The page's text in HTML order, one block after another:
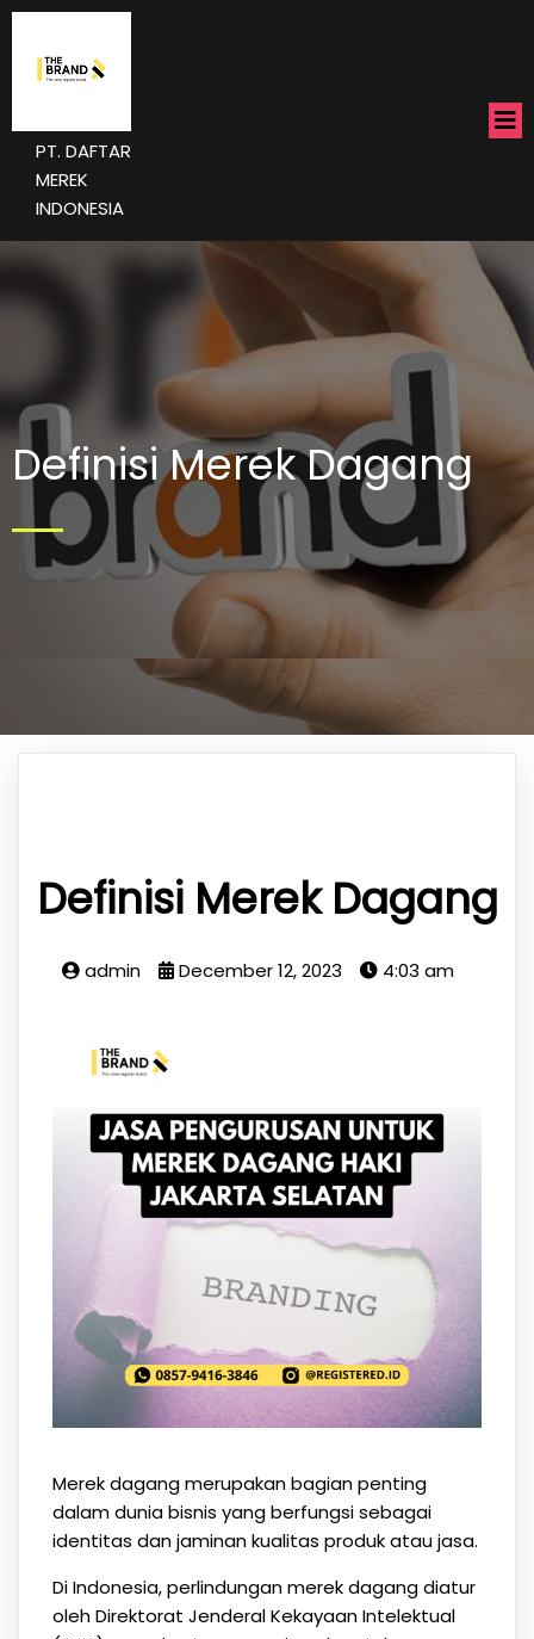
PT. DAFTAR
MEREK
INDONESIA
Definisi Merek Dagang
Definisi Merek Dagang
admin December 12, 2023 4:03 am
Merek dagang merupakan bagian penting
dalam dunia bisnis yang berfungsi sebagai
identitas dan jaminan kualitas produk atau jasa.
Di Indonesia, perlindungan merek dagang diatur
oleh Direktorat Jenderal Kekayaan Intelektual